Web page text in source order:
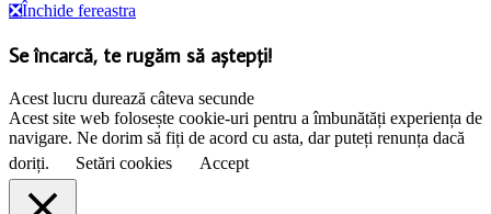
❎Închide fereastra
Se încarcă, te rugăm să aștepți!
Acest lucru durează câteva secunde
Acest site web folosește cookie-uri pentru a îmbunătăți experiența de
navigare. Ne dorim să fiți de acord cu asta, dar puteți renunța dacă
doriți.
Setări cookies Accept